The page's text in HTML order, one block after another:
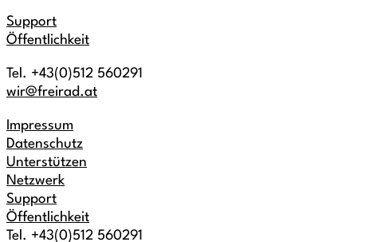
Support
Öffentlichkeit
Tel. +43(0)512 560291
wir@freirad.at
Impressum
Datenschutz
Unterstützen
Netzwerk
Support
Öffentlichkeit
Tel. +43(0)512 560291